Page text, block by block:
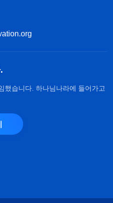
했습니다. 하나님나라에 들어가고